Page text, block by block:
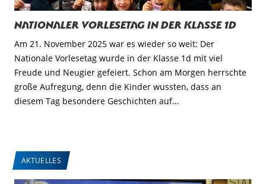
Nationaler Vorlesetag in der Klasse 1d
Am 21. November 2025 war es wieder so weit: Der
Nationale Vorlesetag wurde in der Klasse 1d mit viel
Freude und Neugier gefeiert. Schon am Morgen herrschte
große Aufregung, denn die Kinder wussten, dass an
diesem Tag besondere Geschichten auf…
AKTUELLES